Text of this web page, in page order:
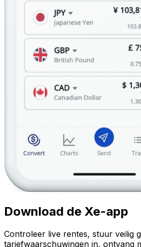
Download de Xe-app
Controleer live rentes, stuur veilig
tariefwaarschuwingen in, ontvang